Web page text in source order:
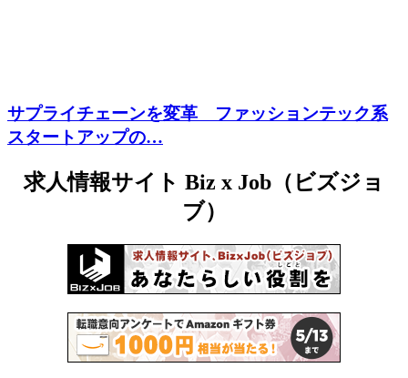
サプライチェーンを変革 ファッションテック系
スタートアップの…
求人情報サイト Biz x Job（ビズジョ
ブ）